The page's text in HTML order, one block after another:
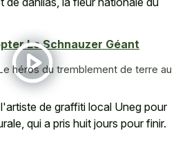
Le Schnauzer Géant
héros du tremblement de terre au
de graffiti local Uneg pour
qui a pris huit jours pour finir.